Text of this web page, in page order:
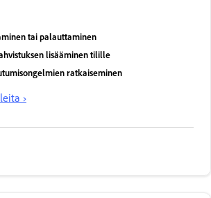
tai palauttaminen
lisääminen tilille
ratkaiseminen
›